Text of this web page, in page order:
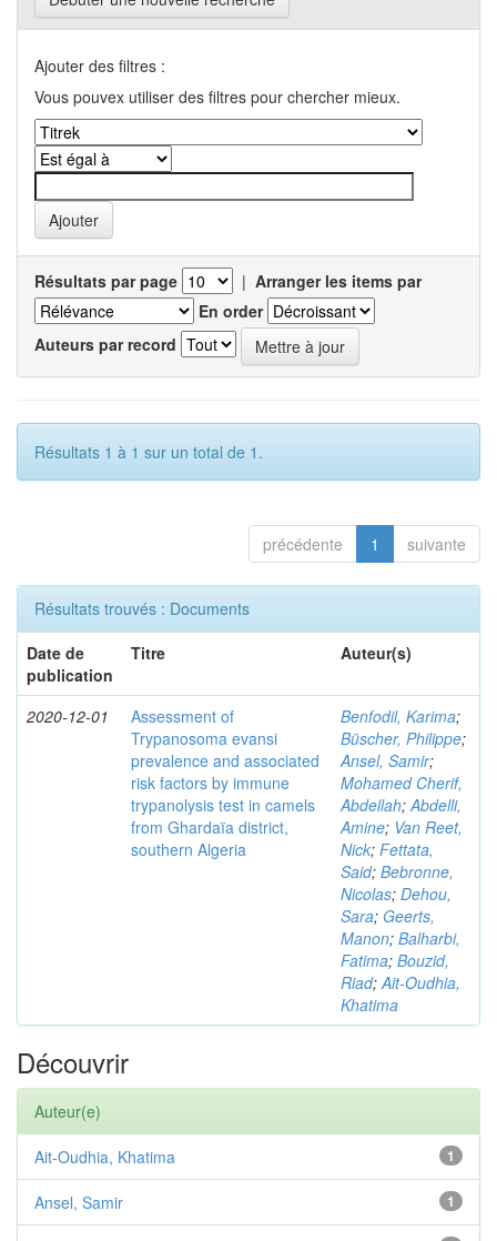
Ajouter des filtres :
Vous pouvex utiliser des filtres pour chercher mieux.
Résultats par page | Arranger les items par
En order
Auteurs par record
Résultats 1 à 1 sur un total de 1.
précédente 1 suivante
Résultats trouvés : Documents
Date de
publication
Titre Auteur(s)
2020-12-01
Assessment of
Trypanosoma evansi
prevalence and associated
risk factors by immune
trypanolysis test in camels
from Ghardaïa district,
southern Algeria
Benfodil, Karima;
Büscher, Philippe;
Ansel, Samir;
Mohamed Cherif,
Abdellah;Abdelli,
Amine; Van Reet,
Nick; Fettata,
Said; Bebronne,
Nicolas; Dehou,
Sara; Geerts,
Manon; Balharbi,
Fatima; Bouzid,
Riad;Ait-Oudhia,
Khatima
Découvrir
Auteur(e)
1
Ait-Oudhia, Khatima
1
Ansel, Samir